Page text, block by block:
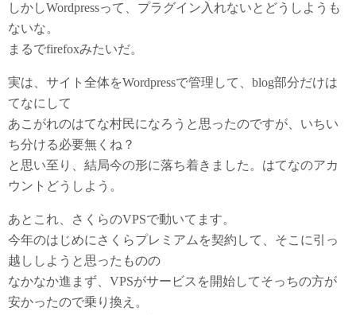
しかしWordpressって、プラグイン入れないとどうしようも
ないな。
まるでfirefoxみたいだ。
実は、サイト全体をWordpressで管理して、blog部分だけは
てなにして
あこがれのはてな村民になろうと思ったのですが、いちい
ち分ける必要無くね？
と思い至り、結局今の形に落ち着きました。はてなのアカ
ウントどうしよう。
あとこれ、さくらのVPSで動いてます。
今年のはじめにさくらプレミアムを契約して、そこに引っ
越ししようと思ったものの
なかなか進まず、VPSがサービスを開始してそっちの方が
安かったので乗り換え。